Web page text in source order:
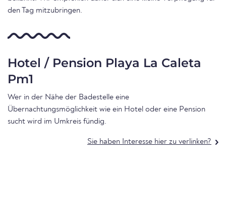
den Tag mitzubringen.
Hotel / Pension Playa La Caleta
Pm1
Wer in der Nähe der Badestelle eine
Übernachtungsmöglichkeit wie ein Hotel oder eine Pension
sucht wird im Umkreis fündig.
Sie haben Interesse hier zu verlinken?